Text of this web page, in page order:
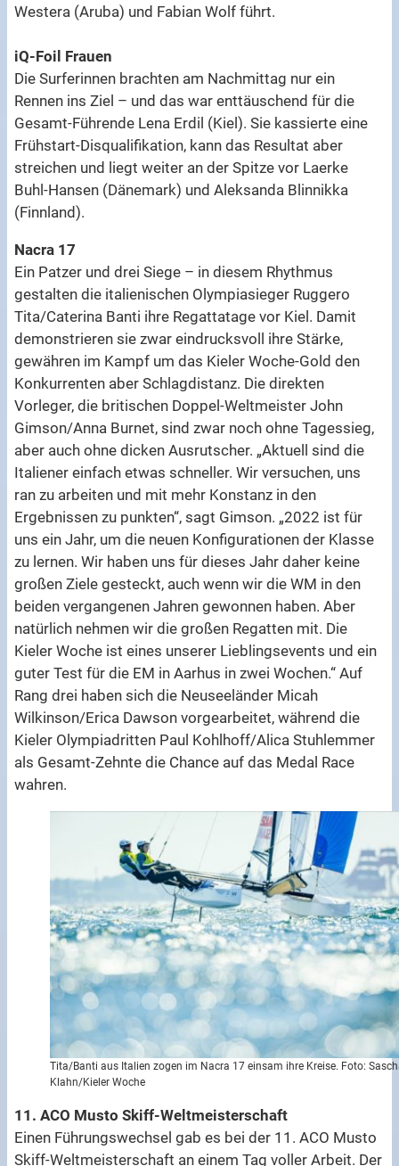
Westera (Aruba) und Fabian Wolf führt.
iQ-Foil Frauen
Die Surferinnen brachten am Nachmittag nur ein
Rennen ins Ziel – und das war enttäuschend für die
Gesamt-Führende Lena Erdil (Kiel). Sie kassierte eine
Frühstart-Disqualifikation, kann das Resultat aber
streichen und liegt weiter an der Spitze vor Laerke
Buhl-Hansen (Dänemark) und Aleksanda Blinnikka
(Finnland).
Nacra 17
Ein Patzer und drei Siege – in diesem Rhythmus
gestalten die italienischen Olympiasieger Ruggero
Tita/Caterina Banti ihre Regattatage vor Kiel. Damit
demonstrieren sie zwar eindrucksvoll ihre Stärke,
gewähren im Kampf um das Kieler Woche-Gold den
Konkurrenten aber Schlagdistanz. Die direkten
Vorleger, die britischen Doppel-Weltmeister John
Gimson/Anna Burnet, sind zwar noch ohne Tagessieg,
aber auch ohne dicken Ausrutscher. „Aktuell sind die
Italiener einfach etwas schneller. Wir versuchen, uns
ran zu arbeiten und mit mehr Konstanz in den
Ergebnissen zu punkten“, sagt Gimson. „2022 ist für
uns ein Jahr, um die neuen Konfigurationen der Klasse
zu lernen. Wir haben uns für dieses Jahr daher keine
großen Ziele gesteckt, auch wenn wir die WM in den
beiden vergangenen Jahren gewonnen haben. Aber
natürlich nehmen wir die großen Regatten mit. Die
Kieler Woche ist eines unserer Lieblingsevents und ein
guter Test für die EM in Aarhus in zwei Wochen.“ Auf
Rang drei haben sich die Neuseeländer Micah
Wilkinson/Erica Dawson vorgearbeitet, während die
Kieler Olympiadritten Paul Kohlhoff/Alica Stuhlemmer
als Gesamt-Zehnte die Chance auf das Medal Race
wahren.
Tita/Banti aus Italien zogen im Nacra 17 einsam ihre Kreise. Foto:
Klahn/Kieler Woche
11. ACO Musto Skiff-Weltmeisterschaft
Einen Führungswechsel gab es bei der 11. ACO Musto
Skiff-Weltmeisterschaft an einem Tag voller Arbeit. Der